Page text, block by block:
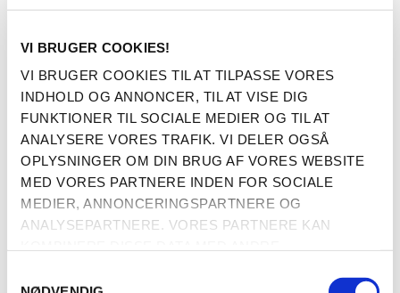
VI BRUGER COOKIES!
VI BRUGER COOKIES TIL AT TILPASSE VORES
INDHOLD OG ANNONCER, TIL AT VISE DIG
FUNKTIONER TIL SOCIALE MEDIER OG TIL AT
ANALYSERE VORES TRAFIK. VI DELER OGSÅ
OPLYSNINGER OM DIN BRUG AF VORES WEBSITE
MED VORES PARTNERE INDEN FOR SOCIALE
MEDIER, ANNONCERINGSPARTNERE OG
ANALYSEPARTNERE. VORES PARTNERE KAN
HAR INDSAMLET FRA DIN BRUG AF DERES
Understøtter led, hud og pelsmed grøn-læbede
Forbedret fordøjelse og tarmflora
psylliumfrø, hørfrø og cikorie inulin.
Posen indeholder 1kg lækkert Superfood til din hund.
Køb 2 for 250kr
Mere information